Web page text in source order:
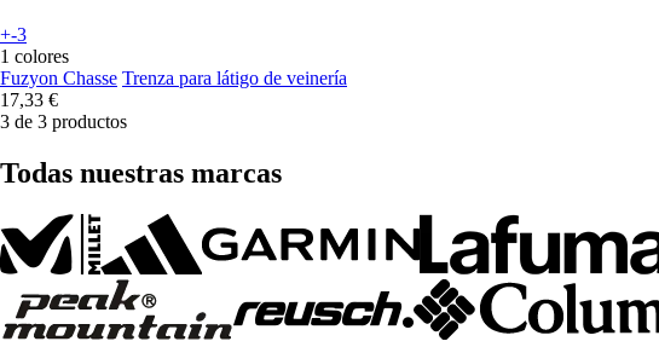
+-3
1 colores
Fuzyon Chasse Trenza para látigo de veinería
17,33 €
3 de 3 productos
Todas nuestras marcas